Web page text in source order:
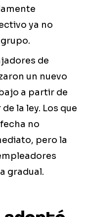
ya no
de
un nuevo
a partir de
la ley. Los que
no
pero la
gradual.